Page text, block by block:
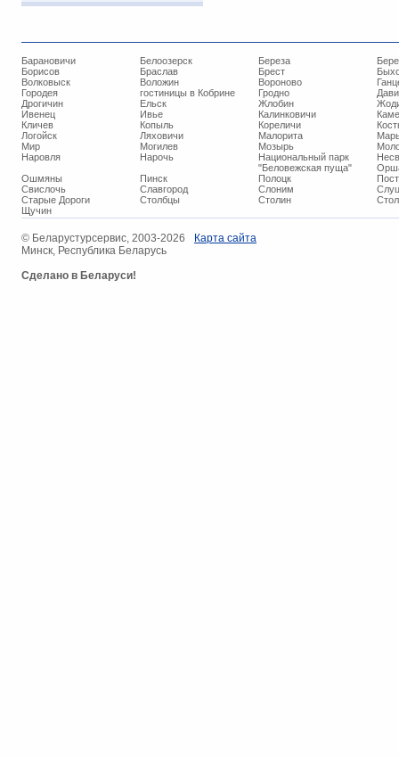
Барановичи Белоозерск Береза
Борисов
Браслав Брест
Волковыск
Воложин Вороново
Городея
гостиницы в Кобрине Гродно
Дрогичин
Ельск Жлобин
Ивенец
Ивье Калинковичи
Кличев
Копыль Кореличи
Логойск
Ляховичи Малорита
Мир
Могилев Мозырь
Наровля
Нарочь
Национальный парк
"Беловежская пуща"
Ошмяны
Пинск Полоцк
Свислочь
Славгород Слоним
Старые Дороги
Столбцы Столин
Щучин
© ​Беларустурсервис, 2003-2026
Минск, Республика Беларусь
Сделано в Беларуси!
Карта сайта